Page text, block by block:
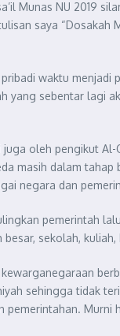
Munas NU 2019
saya “Dosakah
waktu
yang sebentar lagi
oleh pengikut
masih dalam
negara dan
pemerintah
besar, sekolah,
sehingga tidak
pemerintahan. Murni